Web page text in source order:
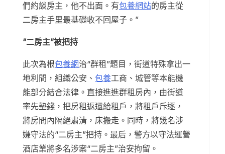
們約談房主，他不出面。有包養網站的房主從
二房主手里最基礎收不回屋子。”
“二房主”被把持
此次為根包養網治“群租”題目，街道特殊拿出一
地利間，組織公安、 包養工商、城管等本能機
能部分結合法律。直接進進群租房內，由街道
率先墊錢，把房租返還給租戶，將租戶斥逐，
將房間內隔絕肅清，床搬走。同時，將幾名涉
嫌守法的“二房主”把持。最后，警方以守法運營
酒店業將多名涉案“二房主”治安拘留。